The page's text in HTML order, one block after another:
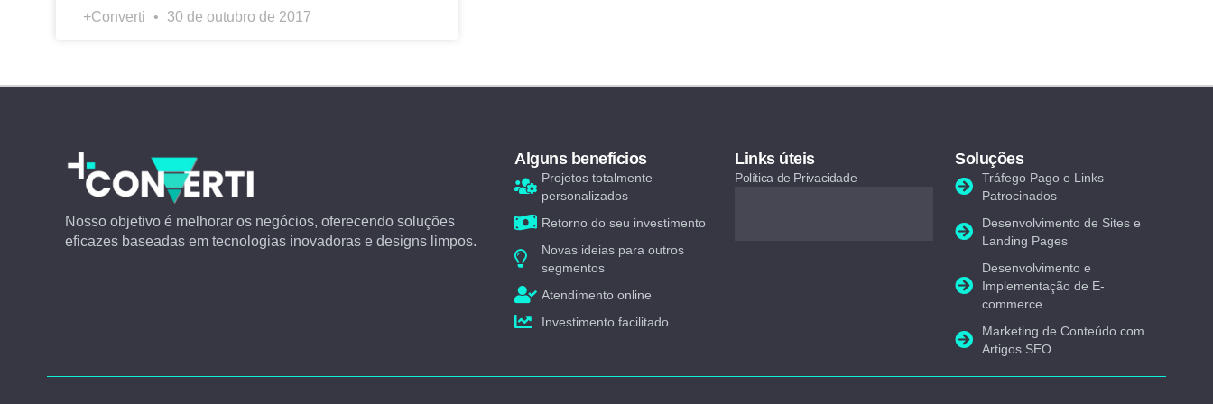
+Converti 30 de outubro de 2017
Nosso objetivo é melhorar os negócios, oferecendo soluções
eficazes baseadas em tecnologias inovadoras e designs limpos.
Alguns benefícios
Projetos totalmente
personalizados
Retorno do seu investimento
Novas ideias para outros
segmentos
Atendimento online
Investimento facilitado
Links úteis
Política de Privacidade
Soluções
Tráfego Pago e Links
Patrocinados
Desenvolvimento de Sites e
Landing Pages
Desenvolvimento e
Implementação de E-
commerce
Marketing de Conteúdo com
Artigos SEO